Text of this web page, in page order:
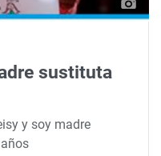
sustituta
y soy madre